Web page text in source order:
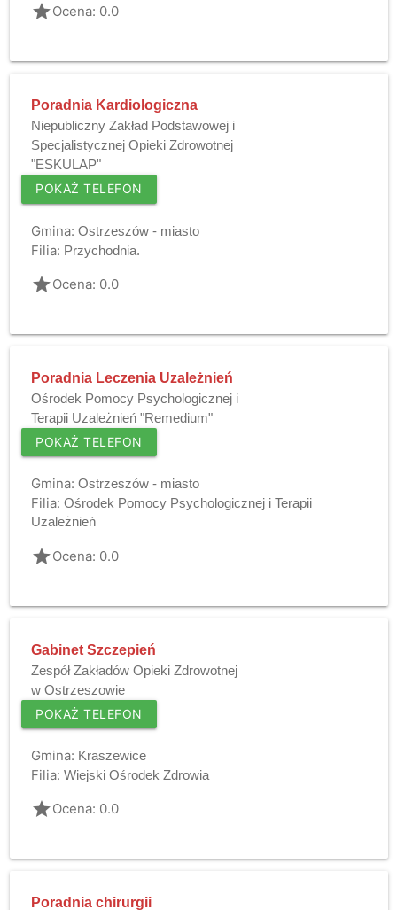
gradeOcena: 0.0
Poradnia Kardiologiczna
Niepubliczny Zakład Podstawowej i
Specjalistycznej Opieki Zdrowotnej
"ESKULAP"
POKAŻ TELEFON
Gmina: Ostrzeszów - miasto
Filia: Przychodnia.
gradeOcena: 0.0
Poradnia Leczenia Uzależnień
Ośrodek Pomocy Psychologicznej i
Terapii Uzależnień "Remedium"
POKAŻ TELEFON
Gmina: Ostrzeszów - miasto
Filia: Ośrodek Pomocy Psychologicznej i Terapii
Uzależnień
gradeOcena: 0.0
Gabinet Szczepień
Zespół Zakładów Opieki Zdrowotnej
w Ostrzeszowie
POKAŻ TELEFON
Gmina: Kraszewice
Filia: Wiejski Ośrodek Zdrowia
gradeOcena: 0.0
Poradnia chirurgii